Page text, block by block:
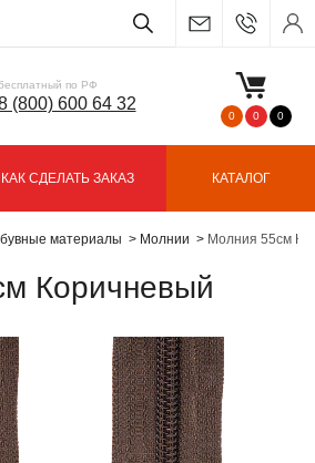
по РФ
(800) 600 64 32
0 0 0
КАК СДЕЛАТЬ ЗАКАЗ КАТАЛОГ
материалы Молнии Молния 55см
Коричневый